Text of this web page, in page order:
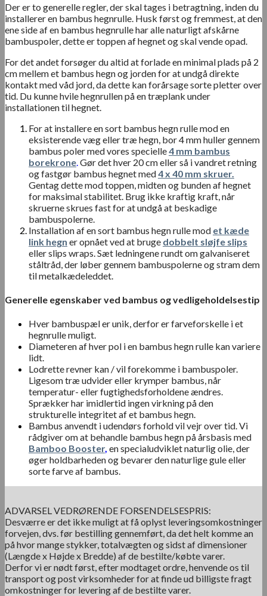
Der er to generelle regler, der skal tages i betragtning, inden du
installerer en bambus hegnrulle. Husk først og fremmest, at den
ene side af en bambus hegnrulle har alle naturligt afskårne
bambuspoler, dette er toppen af ​​hegnet og skal vende opad.
For det andet forsøger du altid at forlade en minimal plads på 2
cm mellem et bambus hegn og jorden for at undgå direkte
kontakt med våd jord, da dette kan forårsage sorte pletter over
tid. Du kunne hvile hegnrullen på en træplank under
installationen til hegnet.
For at installere en sort bambus hegn rulle mod en
eksisterende væg eller træ hegn, bor 4 mm huller gennem
bambus poler med vores specielle4 mm bambus
borekrone.Gør det hver 20 cm eller så i vandret retning
og fastgør bambus hegnet med4 x 40 mm skruer.
Gentag dette mod toppen, midten og bunden af ​​hegnet
for maksimal stabilitet. Brug ikke kraftig kraft, når
skruerne skrues fast for at undgå at beskadige
bambuspolerne.
Installation af en sort bambus hegn rulle mod et kæde
link hegn er opnået ved at bruge dobbelt sløjfe slips
eller slips wraps. Sæt ledningene rundt om galvaniseret
ståltråd, der løber gennem bambuspolerne og stram dem
til metalkædeleddet.
Generelle egenskaber ved bambus og vedligeholdelsestip
Hver bambuspæl er unik, derfor er farveforskelle i et
hegnrulle muligt.
Diameteren af hver pol i en bambus hegn rulle kan variere
lidt.
Lodrette revner kan / vil forekomme i bambuspoler.
Ligesom træ udvider eller krymper bambus, når
temperatur- eller fugtighedsforholdene ændres.
Sprækker har imidlertid ingen virkning på den
strukturelle integritet af et bambus hegn.
Bambus anvendt i udendørs forhold vil vejr over tid. Vi
rådgiver om at behandle bambus hegn på årsbasis med
Bamboo Booster, en specialudviklet naturlig olie, der
øger holdbarheden og bevarer den naturlige gule eller
sorte farve af bambus.
ADVARSEL VEDRØRENDE FORSENDELSESPRIS:
Desværre er det ikke muligt at få oplyst leveringsomkostninger
forvejen, dvs. før bestilling gennemført, da det helt komme an
på hvor mange stykker, totalvægten og sidst af dimensioner
(Længde x Højde x Bredde) af de bestilte/købte varer.
Derfor vi er nødt først, efter modtaget ordre, henvende os til
transport og post virksomheder for at finde ud billigste fragt
omkostninger for levering af de bestilte varer.